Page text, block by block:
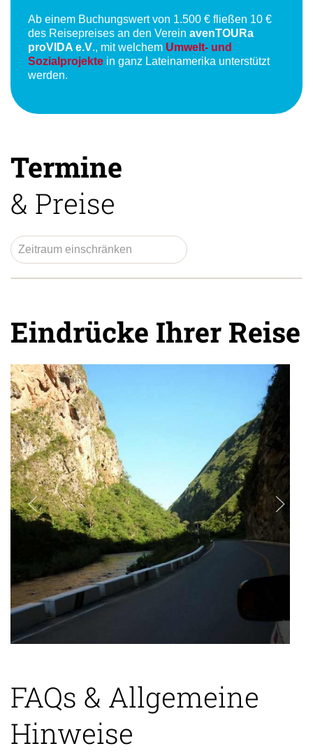
Unser Engagement
Ab einem Buchungswert von 1.500 € fließen 10 €
des Reisepreises an den VereinavenTOURa
proVIDA e.V
Termine
& Preise
Eindrücke Ihrer Reise
FAQs & Allgemeine